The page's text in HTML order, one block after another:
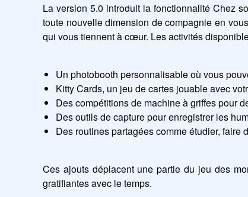
La version 5.0 introduit la fonctionnalité Chez
toute nouvelle dimension de compagnie en
qui vous tiennent à cœur. Les activités
Un photobooth personnalisable où vous
Kitty Cards, un jeu de cartes jouable avec
Des compétitions de machine à griffes pour
Des outils de capture pour enregistrer les
Des routines partagées comme étudier, faire
Ces ajouts déplacent une partie du jeu des
gratifiantes avec le temps.